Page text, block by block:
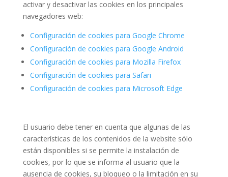
activar y desactivar las cookies en los principales
navegadores web:
Configuración de cookies para Google Chrome
Configuración de cookies para Google Android
Configuración de cookies para Mozilla Firefox
Configuración de cookies para Safari
Configuración de cookies para Microsoft Edge
El usuario debe tener en cuenta que algunas de las
características de los contenidos de la website sólo
están disponibles si se permite la instalación de
cookies, por lo que se informa al usuario que la
ausencia de cookies, su bloqueo o la limitación en su